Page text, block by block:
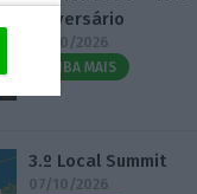
Aniversário
14/10/2026
SAIBA MAIS
3.º Local Summit
07/10/2026